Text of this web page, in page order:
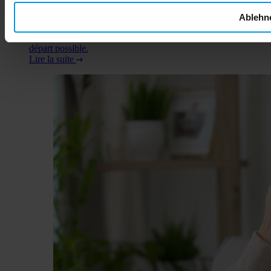
vous découvrirez exactement comment l'alcool affecte votre
bébé, quels sont les risques concrets à chaque trimestre, et
départ possible.
Lire la suite